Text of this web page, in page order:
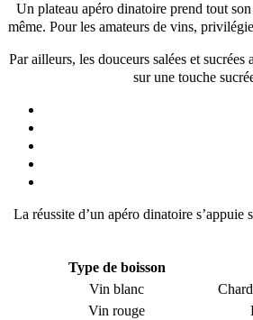
Un plateau apéro dinatoire prend tout
même. Pour les amateurs de vins,
Par ailleurs, les douceurs salées et
sur une touche
La réussite d’un apéro dinatoire
Type de boisson
Vin blanc
Vin rouge